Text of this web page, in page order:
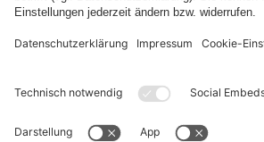
WIDERRUF